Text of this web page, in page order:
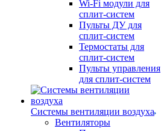
Wi-Fi модули для
сплит-систем
Пульты ДУ для
сплит-систем
Термостаты для
сплит-систем
Пульты управления
для сплит-систем
Системы вентиляции воздуха
Вентиляторы